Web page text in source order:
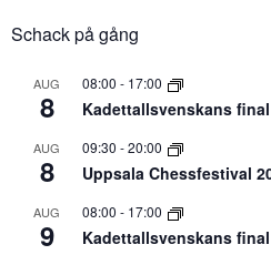
Schack på gång
AUG
8
08:00 - 17:00
Kadettallsvenskans final
AUG
8
09:30 -20:00
Uppsala Chessfestival
AUG
9
08:00 - 17:00
Kadettallsvenskans final